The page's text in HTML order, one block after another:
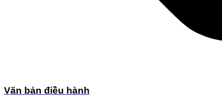
Văn bản điều hành